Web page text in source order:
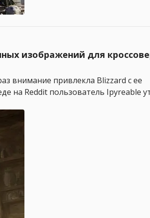
изображений для
внимание привлекла Blizzard с ее
на Reddit пользователь Ipyreable